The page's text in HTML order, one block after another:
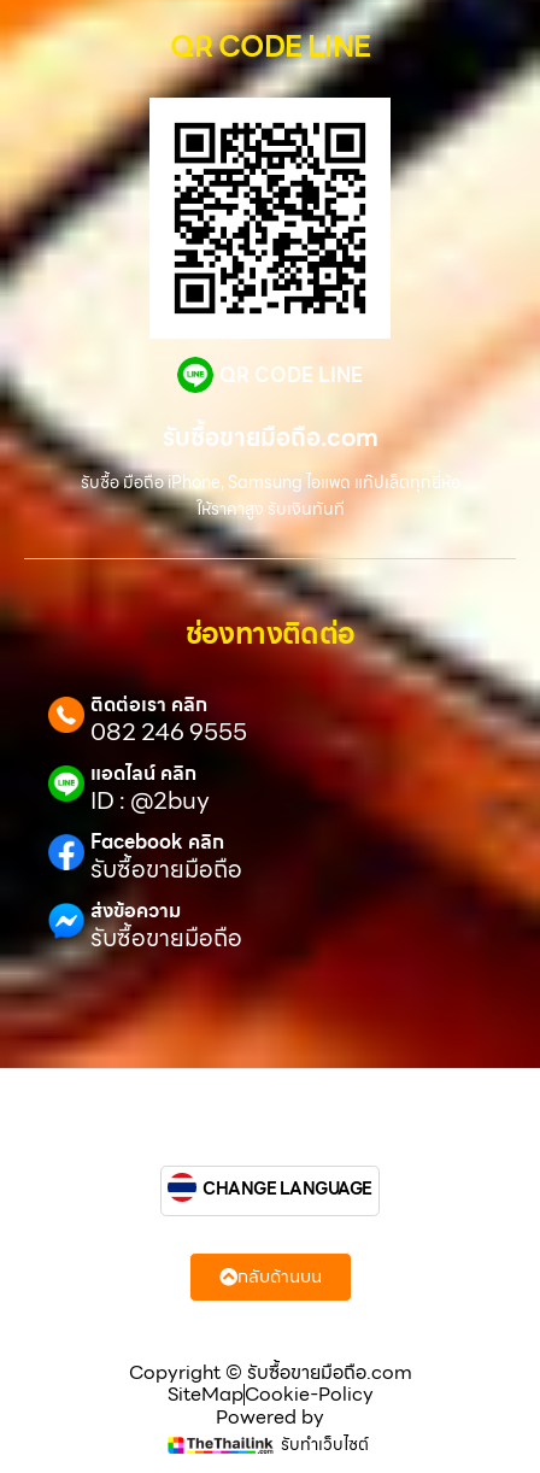
QR CODE LINE
QR CODE LINE
รับซื้อขายมือถือ.com
รับซื้อ มือถือ iPhone, Samsung ไอแพด แท๊ปเล็ตทุกยี่ห้อ
ให้ราคาสูง รับเงินทันที
ช่องทางติดต่อ
ติดต่อเรา คลิก
082 246 9555
แอดไลน์ คลิก
ID : @2buy
Facebook คลิก
รับซื้อขายมือถือ
ส่งข้อความ
รับซื้อขายมือถือ
Copyright © รับซื้อขายมือถือ.com
SiteMapCookie-Policy
Powered by
รับทำเว็บไซต์
CHANGE LANGUAGE
กลับด้านบน